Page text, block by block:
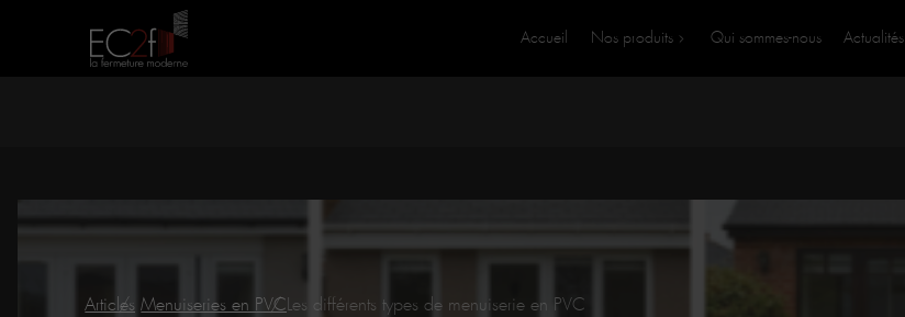
Accueil Nos produits Qui sommes-nous Actualités
Articles Menuiseries en PVCLes différents types de menuiserie en PVC